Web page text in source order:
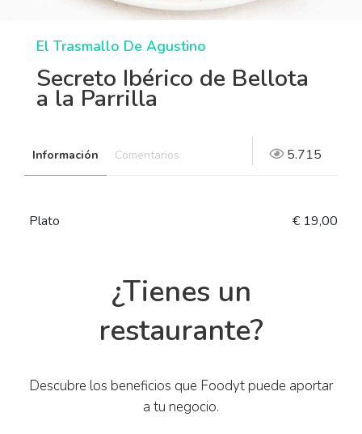
El Trasmallo De Agustino
Secreto Ibérico de Bellota
a la Parrilla
Información Comentarios 5.715
Plato € 19,00
¿Tienes un
restaurante?
Descubre los beneficios que Foodyt puede aportar
a tu negocio.